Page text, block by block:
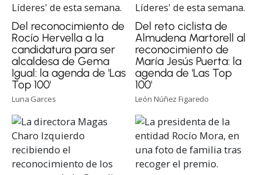
Del reconocimiento de
Rocío Hervella a la
candidatura para ser
alcaldesa de Gema
Igual: la agenda de 'Las
Top 100'
Luna Garces
Del reto ciclista de
Almudena Martorell al
reconocimiento de
María Jesús Puerta: la
agenda de 'Las Top
100'
León Núñez Figaredo